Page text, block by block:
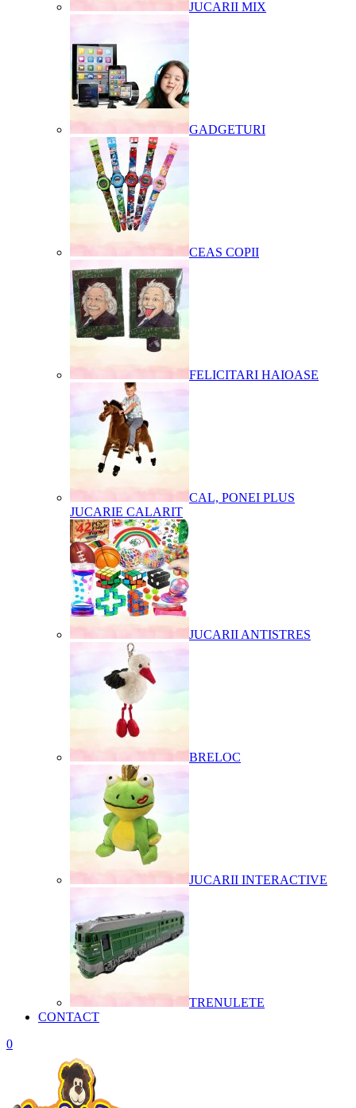
JUCARII MIX
GADGETURI
CEAS COPII
FELICITARI HAIOASE
CAL, PONEI PLUS
JUCARIE CALARIT
JUCARII ANTISTRES
BRELOC
JUCARII INTERACTIVE
TRENULETE
CONTACT
0